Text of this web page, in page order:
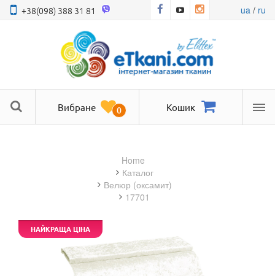
+38(098) 388 31 81 ua/ ru
Вибране 0 Кошик
Home
Каталог
велюр (оксамит)
17701
НАЙКРАЩА ЦІНА